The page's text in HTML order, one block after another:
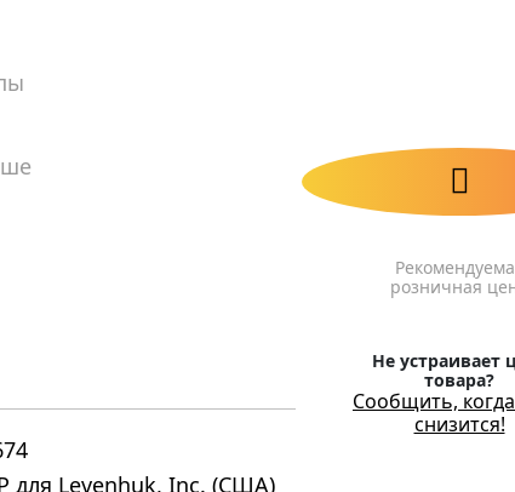
розничная
Не устраивает
товара?
Сообщить,
снизится!
для Levenhuk, Inc. (США)